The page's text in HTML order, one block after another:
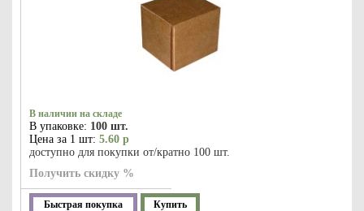
В наличии на складе
В упаковке: 100 шт.
Цена за 1 шт: 5.60 р
доступно для покупки от/кратно 100 шт.
Получить скидку %
Быстрая покупка Купить